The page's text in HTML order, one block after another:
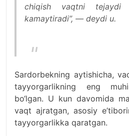
chiqish vaqtni
kamaytiradi”, — deydi u.
Sardorbekning aytishicha,
tayyorgarlikning eng
bo‘lgan. U kun davomida
vaqt ajratgan, asosiy
tayyorgarlikka qaratgan.